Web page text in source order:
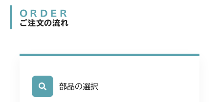
ミッション FIG4 アクスル
CM2205HC/HCS
ミッション FIG4 アクスル
CM2503
ORDER
ご注文の流れ
部品の選択